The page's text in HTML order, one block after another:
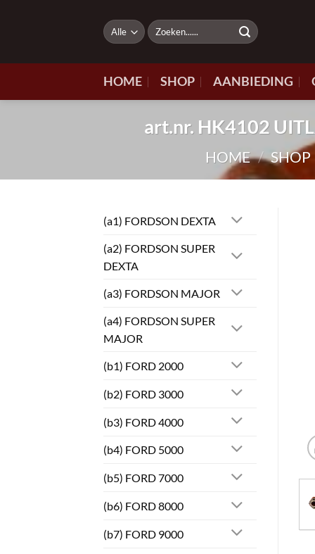
Zoeken
naar:
HOME SHOP AANBIEDING
art.nr. HK4102
HOME / SHOP
(a1) FORDSON DEXTA
(a2) FORDSON SUPER
DEXTA
(a3) FORDSON MAJOR
(a4) FORDSON SUPER
MAJOR
(b1) FORD 2000
(b2) FORD 3000
(b3) FORD 4000
(b4) FORD 5000
(b5) FORD 7000
(b6) FORD 8000
(b7) FORD 9000